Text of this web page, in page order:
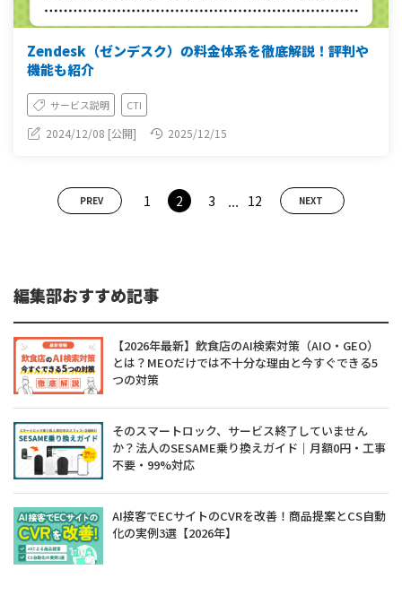
Zendesk（ゼンデスク）の料金体系を徹底解説！評判や
機能も紹介
サービス説明 CTI
2024/12/08 [公開] 2025/12/15
PREV 1 2 3 ... 12 NEXT
編集部おすすめ記事
【2026年最新】飲食店のAI検索対策（AIO・GEO）
とは？MEOだけでは不十分な理由と今すぐできる5
つの対策
そのスマートロック、サービス終了していません
か？法人のSESAME乗り換えガイド｜月額0円・工事
不要・99%対応
AI接客でECサイトのCVRを改善！商品提案とCS自動
化の実例3選【2026年】